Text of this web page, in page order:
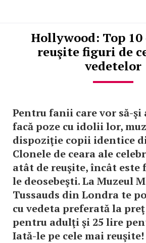
Hollywood: Top 10
reuşite figuri de
vedetelor
Pentru fanii care vor să-şi
facă poze cu idolii lor,
dispoziţie copii identice
Clonele de ceara ale
atât de reuşite, încât este
le deosebeşti. La Muzeul
Tussauds din Londra te
cu vedeta preferată la
pentru adulţi şi 25 lire
Iată-le pe cele mai reuşite!